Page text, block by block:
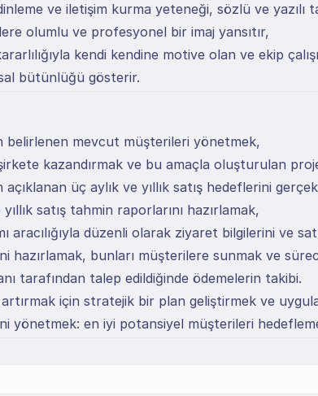
ve iletişim kurma yeteneği, sözlü ve yazılı
olumlu ve profesyonel bir imaj yansıtır,
kendi kendine motive olan ve ekip
bütünlüğü gösterir.
belirlenen mevcut müşterileri yönetmek,
kazandırmak ve bu amaçla oluşturulan
üç aylık ve yıllık satış hedeflerini
satış tahmin raporlarını hazırlamak,
aracılığıyla düzenli olarak ziyaret bilgilerini ve
hazırlamak, bunları müşterilere sunmak ve
tarafından talep edildiğinde ödemelerin takibi.
artırmak için stratejik bir plan geliştirmek ve
yönetmek: en iyi potansiyel müşterileri